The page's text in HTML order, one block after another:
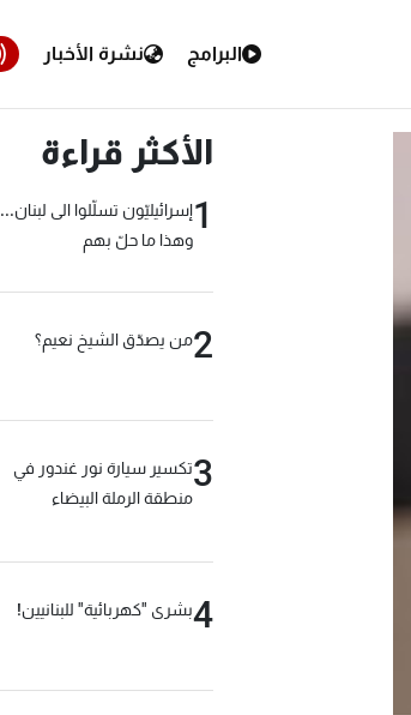
البرامج نشرة الأخبار
الأكثر قراءة
1إسرائيليّون تسلّلوا الى لبنان...
وهذا ما حلّ بهم
2من يصدّق الشيخ نعيم؟
3تكسير سيارة نور غندور في
منطقة الرملة البيضاء
4بشرى "كهربائية" للبنانيين!